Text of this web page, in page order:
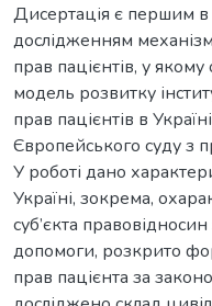
Дисертація є першим в
дослідженням
прав пацієнтів, у
модель розвитку
прав пацієнтів в
Європейського суду з
У роботі дано
Україні, зокрема,
суб’єкта
допомоги, розкрито
прав пацієнта за